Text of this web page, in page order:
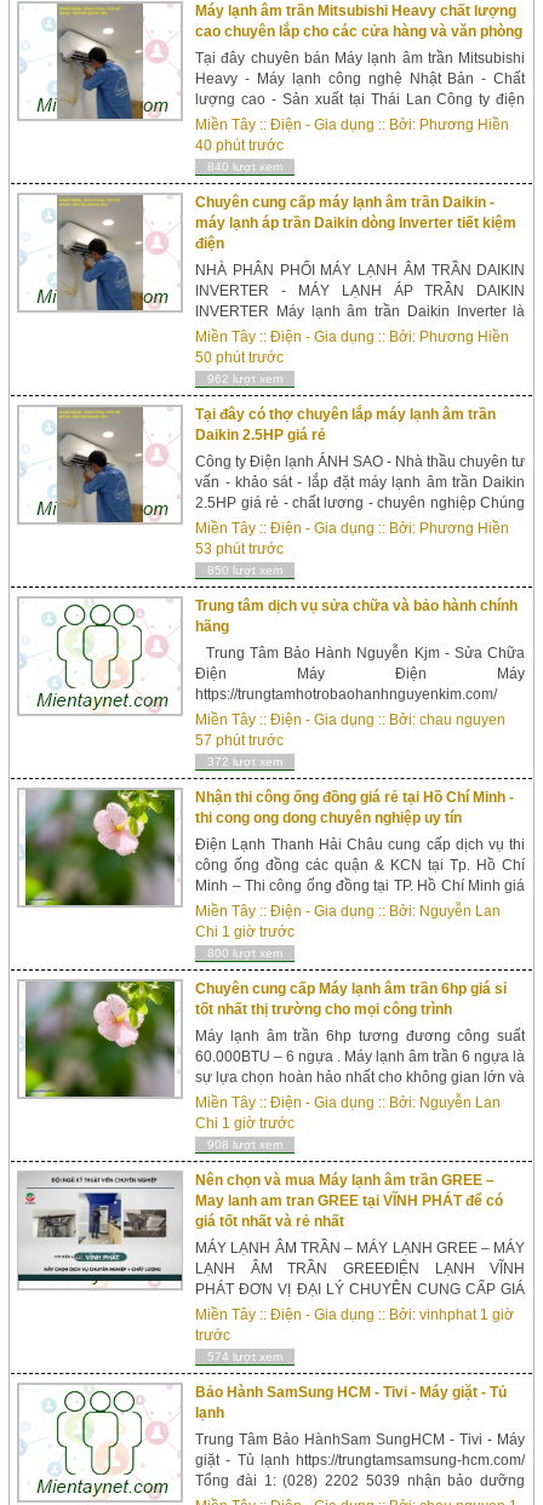
...
Máy lạnh âm trần Mitsubishi Heavy chất lượng
cao chuyên lắp cho các cửa hàng và văn phòng
Tại đây chuyên bán Máy lạnh âm trần Mitsubishi
Heavy - Máy lạnh công nghệ Nhật Bản - Chất
lượng cao - Sản xuất tại Thái Lan Công ty điện
lạnh ÁNH SAO chuyên nhận phân phối - thi công
lắp đặt máy lạnh âm trần ...
Miền Tây ::Điện - Gia dụng :: Bởi: Phương Hiền
40 phút trước
840 lượt xem
Chuyên cung cấp máy lạnh âm trần Daikin -
máy lạnh áp trần Daikin dòng Inverter tiết kiệm
điện
NHÀ PHÂN PHỐI MÁY LẠNH ÂM TRẦN DAIKIN
INVERTER - MÁY LẠNH ÁP TRẦN DAIKIN
INVERTER Máy lạnh âm trần Daikin Inverter là
dòng máy lạnh Cassette với thân máy được gắn
giấu trần mặt nạ vuông thổi gió 360 độ (đa hướng
th...
Miền Tây ::Điện - Gia dụng :: Bởi: Phương Hiền
50 phút trước
962 lượt xem
Tại đây có thợ chuyên lắp máy lạnh âm trần
Daikin 2.5HP giá rẻ
Công ty Điện lạnh ÁNH SAO - Nhà thầu chuyên tư
vấn - khảo sát - lắp đặt máy lạnh âm trần Daikin
2.5HP giá rẻ - chất lương - chuyên nghiệp Chúng
tôi chuyên cung cấp sản phẩm trực tiếp từ hãng
với giá tốt nhất - C&...
Miền Tây ::Điện - Gia dụng :: Bởi: Phương Hiền
53 phút trước
850 lượt xem
Trung tâm dịch vụ sửa chữa và bảo hành chính
hãng
Trung Tâm Bảo Hành Nguyễn Kjm - Sửa Chữa
Điện Máy Điện Máy
https://trungtamhotrobaohanhnguyenkim.com/
02862770579 - 0948737175 Trung tâm dịch
vụ sửa chữa và bảo hành linh phụ kiện và kỹ
thuật chính hãng. Chuyên Sửa Chữa: Tivi–Tủ
Lạnh – Máy Giặt – Máy Lạnh – Lò Vi Sóng – Máy
Nước Nóng – Tạ...
Miền Tây ::Điện - Gia dụng :: Bởi:chau nguyen
57 phút trước
372 lượt xem
Nhận thi công ống đồng giá rẻ tại Hồ Chí Minh -
thi cong ong dong chuyên nghiệp uy tín
Điện Lạnh Thanh Hải Châu cung cấp dịch vụ thi
công ống đồng các quận & KCN tại Tp. Hồ Chí
Minh – Thi công ống đồng tại TP. Hồ Chí Minh giá
tốt và bảo hành trong suốt 12 tháng. Hồ Chí
Min...
Miền Tây ::Điện - Gia dụng :: Bởi: Nguyễn Lan
Chi 1 giờ trước
800 lượt xem
Chuyên cung cấp Máy lạnh âm trần 6hp giá sỉ
tốt nhất thị trường cho mọi công trình
Máy lạnh âm trần 6hp tương đương công suất
60.000BTU – 6 ngựa . Máy lạnh âm trần 6 ngựa là
sự lựa chọn hoàn hảo nhất cho không gian lớn và
đông người như sảnh khách sạn, trung tâm
thương mại,nhà xưởng, xí nghiệp.... V...
Miền Tây ::Điện - Gia dụng :: Bởi: Nguyễn Lan
Chi 1 giờ trước
908 lượt xem
Nên chọn và mua Máy lạnh âm trần GREE –
May lanh am tran GREE tại VĨNH PHÁT để có
giá tốt nhất và rẻ nhất
MÁY LẠNH ÂM TRẦN – MÁY LẠNH GREE – MÁY
LẠNH ÂM TRẦN GREEĐIỆN LẠNH VĨNH
PHÁT ĐƠN VỊ ĐẠI LÝ CHUYÊN CUNG CẤP GIÁ
LẺ = GIÁ SỈ CHO MÁY LẠNH ÂM TRẦN
GREE THƯƠNG HIỆU CHẤT LƯỢNG GIÁ CỰC
RẺ - H&...
Miền Tây ::Điện - Gia dụng :: Bởi:vinhphat 1 giờ
trước
574 lượt xem
Bảo Hành SamSung HCM - Tivi - Máy giặt - Tủ
lạnh‎
Trung Tâm Bảo HànhSam SungHCM - Tivi - Máy
giặt - Tủ lạnh‎ https://trungtamsamsung-hcm.com/
Tổng đài 1: (028) 2202 5039 nhận bảo dưỡng
sửa chữa, tủ lạnh, tivi, máy giặt và xử lý các hiện